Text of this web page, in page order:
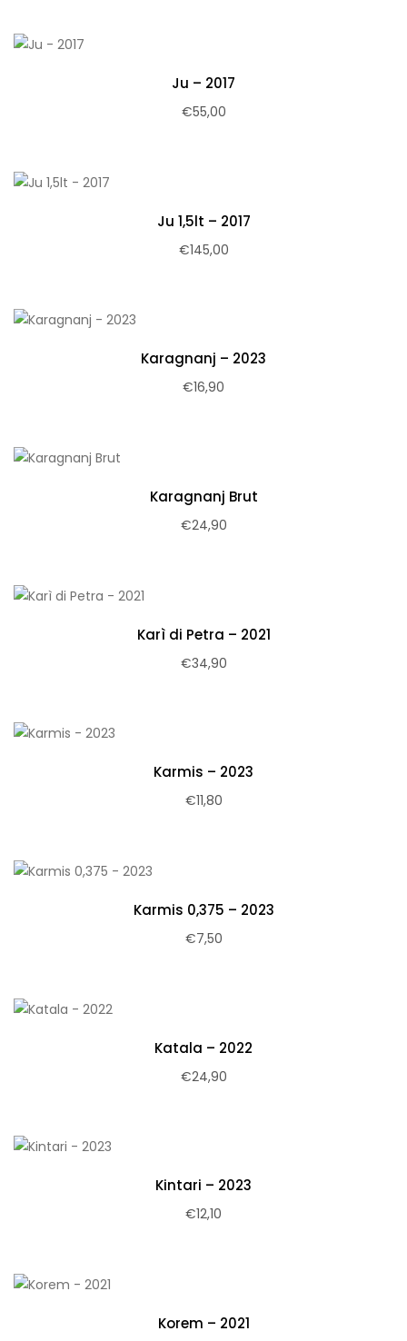
Ju – 2017
€55,00
Ju 1,5lt – 2017
€145,00
Karagnanj – 2023
€16,90
Karagnanj Brut
€24,90
Karì di Petra – 2021
€34,90
Karmis – 2023
€11,80
Karmis 0,375 – 2023
€7,50
Katala – 2022
€24,90
Kintari – 2023
€12,10
Korem – 2021